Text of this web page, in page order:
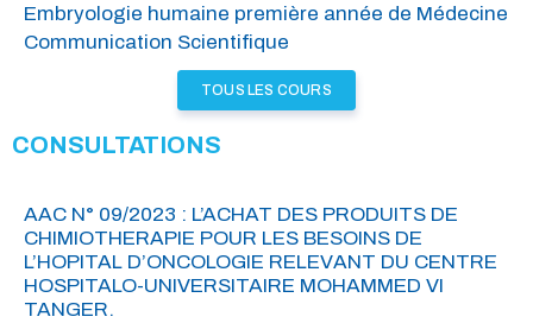
Embryologie humaine première année de Médecine
Communication Scientifique
TOUS LES COURS
CONSULTATIONS
AAC N° 09/2023 : L’ACHAT DES PRODUITS DE
CHIMIOTHERAPIE POUR LES BESOINS DE
L’HOPITAL D’ONCOLOGIE RELEVANT DU CENTRE
HOSPITALO-UNIVERSITAIRE MOHAMMED VI
TANGER.